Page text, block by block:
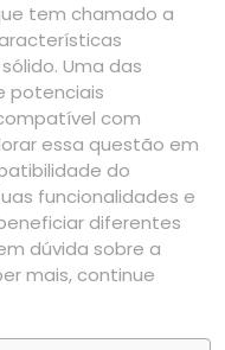
tem chamado a
Uma das
potenciais
com
essa questão em
do
funcionalidades e
diferentes
dúvida sobre a
mais, continue